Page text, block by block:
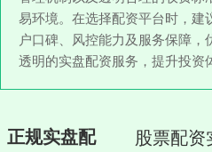
易环境。在选择配资平台时，建
户口碑、风控能力及服务保障
透明的实盘配资服务，提升投资
正规实盘配
股票配资